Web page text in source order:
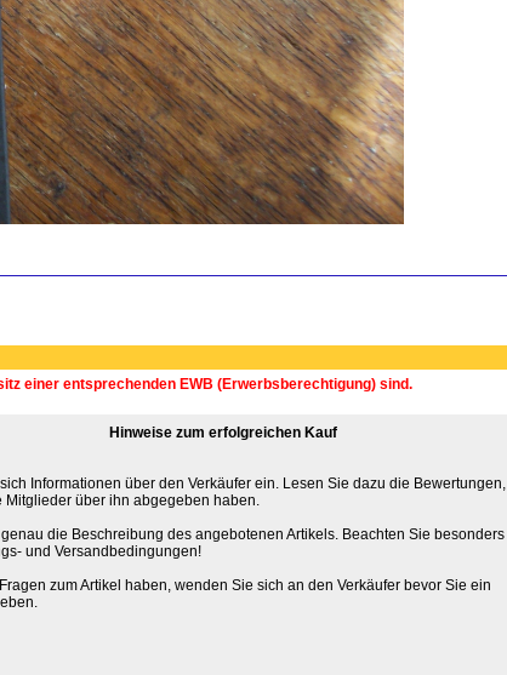
einer entsprechenden EWB (Erwerbsberechtigung) sind.
Hinweise zum erfolgreichen Kauf
Informationen über den Verkäufer ein. Lesen Sie dazu die Bewertungen,
Mitglieder über ihn abgegeben haben.
die Beschreibung des angebotenen Artikels. Beachten Sie besonders
und Versandbedingungen!
zum Artikel haben, wenden Sie sich an den Verkäufer bevor Sie ein